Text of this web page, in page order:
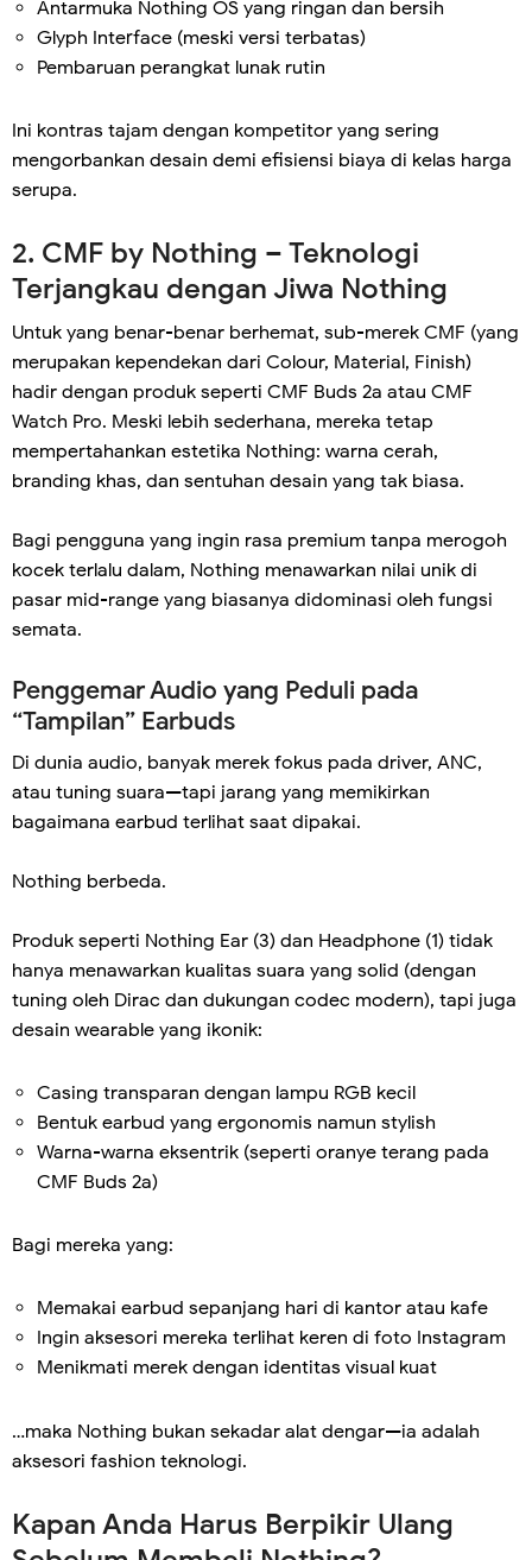
Antarmuka Nothing OS yang ringan dan bersih
Glyph Interface (meski versi terbatas)
Pembaruan perangkat lunak rutin
Ini kontras tajam dengan kompetitor yang sering
mengorbankan desain demi efisiensi biaya di kelas harga
serupa.
2. CMF by Nothing – Teknologi
Terjangkau dengan Jiwa Nothing
Untuk yang benar-benar berhemat, sub-merek CMF (yang
merupakan kependekan dari Colour, Material, Finish)
hadir dengan produk seperti CMF Buds 2a atau CMF
Watch Pro. Meski lebih sederhana, mereka tetap
mempertahankan estetika Nothing: warna cerah,
branding khas, dan sentuhan desain yang tak biasa.
Bagi pengguna yang ingin rasa premium tanpa merogoh
kocek terlalu dalam, Nothing menawarkan nilai unik di
pasar mid-range yang biasanya didominasi oleh fungsi
semata.
Penggemar Audio yang Peduli pada
“Tampilan” Earbuds
Di dunia audio, banyak merek fokus pada driver, ANC,
atau tuning suara—tapi jarang yang memikirkan
bagaimana earbud terlihat saat dipakai.
Nothing berbeda.
Produk seperti Nothing Ear (3) dan Headphone (1) tidak
hanya menawarkan kualitas suara yang solid (dengan
tuning oleh Dirac dan dukungan codec modern), tapi juga
desain wearable yang ikonik:
Casing transparan dengan lampu RGB kecil
Bentuk earbud yang ergonomis namun stylish
Warna-warna eksentrik (seperti oranye terang pada
CMF Buds 2a)
Bagi mereka yang:
Memakai earbud sepanjang hari di kantor atau kafe
Ingin aksesori mereka terlihat keren di foto Instagram
Menikmati merek dengan identitas visual kuat
…maka Nothing bukan sekadar alat dengar—ia adalah
aksesori fashion teknologi.
Kapan Anda Harus Berpikir Ulang